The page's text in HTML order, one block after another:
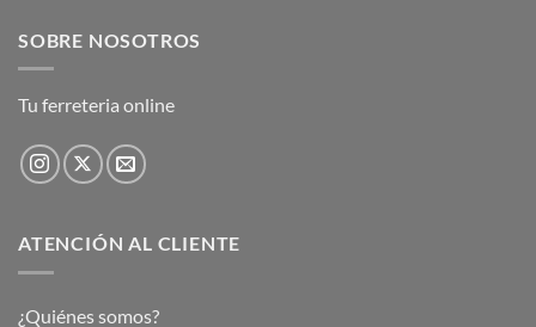
SOBRE NOSOTROS
Tu ferreteria online
ATENCIÓN AL CLIENTE
¿Quiénes somos?